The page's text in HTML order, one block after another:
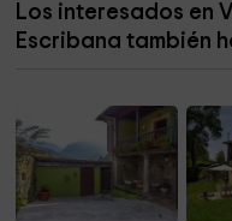
Capilla de San Francisco
Los interesados en
Escribana también